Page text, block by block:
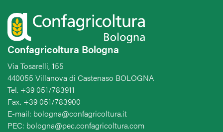
Confagricoltura Bologna
Via Tosarelli, 155
440055 Villanova di Castenaso BOLOGNA
Tel. +39 051/783911
Fax. +39 051/783900
E-mail: bologna@confagricoltura.it
PEC: bologna@pec.confagricoltura.com